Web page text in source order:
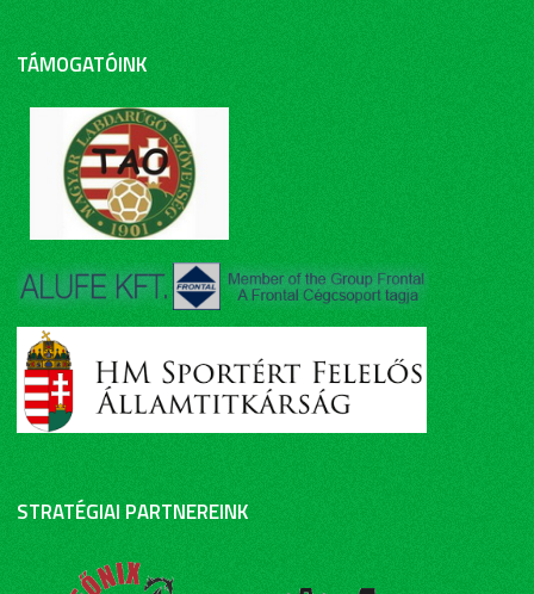
TÁMOGATÓINK
STRATÉGIAI PARTNEREINK